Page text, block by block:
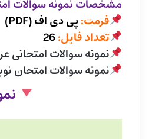
مشخصات نمونه سوالات
فرمت: پی دی اف (PDF)
تعداد فایل:26
نمونه سوالات امتحانی
نمونه سوالات امتحان